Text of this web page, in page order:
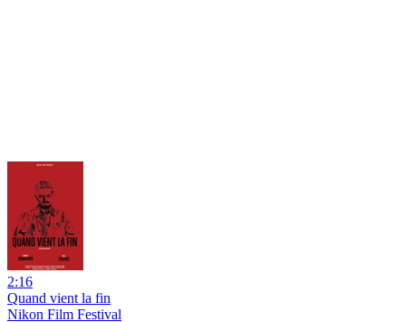
2:16
Quand vient la fin
Nikon Film Festival